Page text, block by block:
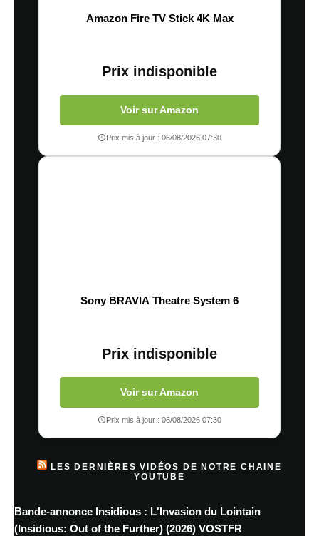
Amazon Fire TV Stick 4K Max
Prix indisponible
Voir sur Amazon
Prix mis à jour : 06/08/2026 07:30
Sony BRAVIA Theatre System 6
Prix indisponible
Voir sur Amazon
Prix mis à jour : 06/08/2026 07:30
LES DERNIÈRES VIDÉOS DE NOTRE CHAINE
YOUTUBE
Bande-annonce Insidious : L'Invasion du Lointain
(Insidious: Out of the Further) (2026) VOSTFR